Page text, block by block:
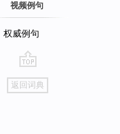
视频例句
权威例句
go
top
返回词典